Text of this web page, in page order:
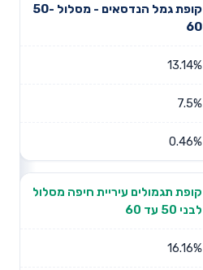
שנתית 3
תשואה
דמי ניהול
קופת גמל הנדסאים - מסלול 50-
60
13.14%
7.5%
0.46%
קופת תגמולים עיריית חיפה מסלול
לבני 50 עד 60
16.16%